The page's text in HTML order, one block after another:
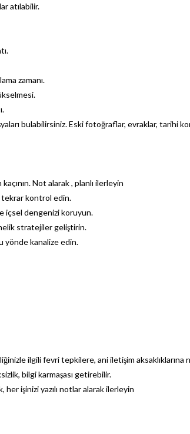
atılabilir.
zamanı.
bulabilirsiniz. Eski fotoğraflar, evraklar, tarihi
Not alarak , planlı ilerleyin
tekrar kontrol edin.
içsel dengenizi koruyun.
stratejiler geliştirin.
yönde kanalize edin.
ilgili fevri tepkilere, ani iletişim aksaklıklarına
bilgi karmaşası getirebilir.
her işinizi yazılı notlar alarak ilerleyin